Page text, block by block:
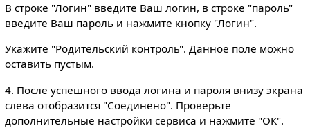
В строке "Логин" введите Ваш логин, в строке "пароль"
введите Ваш пароль и нажмите кнопку "Логин".
Укажите "Родительский контроль". Данное поле можно
оставить пустым.
4. После успешного ввода логина и пароля внизу экрана
слева отобразится "Соединено". Проверьте
дополнительные настройки сервиса и нажмите "ОК".